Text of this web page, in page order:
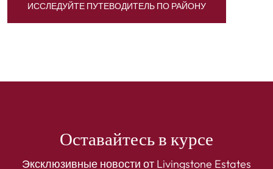
ИССЛЕДУЙТЕ ПУТЕВОДИТЕЛЬ ПО РАЙОНУ
Оставайтесь в курсе
Эксклюзивные новости от Livingstone Estates